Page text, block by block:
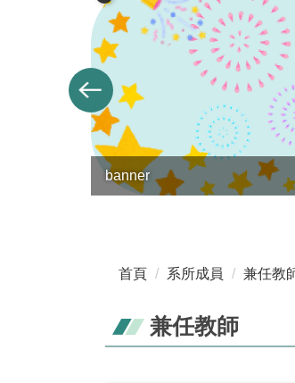
banner
首頁 系所成員 兼任教
兼任教師